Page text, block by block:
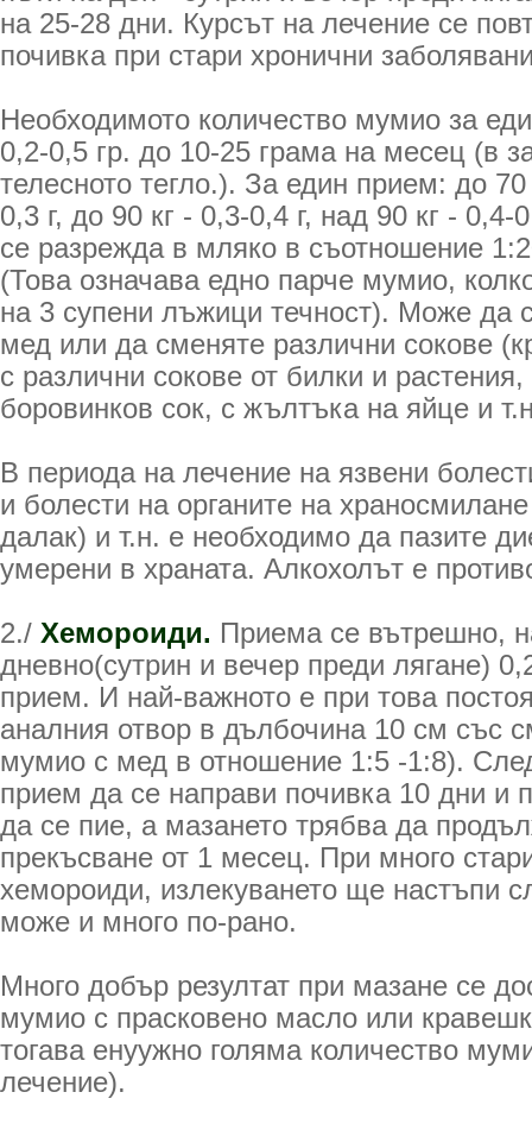
на 25-28 дни. Курсът на лечение се
почивка при стари хронични
Необходимото количество мумио за
0,2-0,5 гр. до 10-25 грама на месец (в
телесното тегло.). За един прием: до 70
0,3 г, до 90 кг - 0,3-0,4 г, над 90 кг -
се разрежда в мляко в съотношение
(Това означава едно парче мумио,
на 3 супени лъжици течност). Може да
мед или да сменяте различни сокове
с различни сокове от билки и
боровинков сок, с жълтъка на яйце и
В периода на лечение на язвени
и болести на органите на
далак) и т.н. е необходимо да пазите
умерени в храната. Алкохолът е
2./ Хемороиди. Приема се вътрешно,
дневно(сутрин и вечер преди лягане)
прием. И най-важното е при това
аналния отвор в дълбочина 10 см със
мумио с мед в отношение 1:5 -1:8).
прием да се направи почивка 10 дни и
да се пие, а мазането трябва да
прекъсване от 1 месец. При много
хемороиди, излекуването ще настъпи
може и много по-рано.
Много добър резултат при мазане се
мумио с прасковено масло или
тогава енуужно голяма количество
лечение).